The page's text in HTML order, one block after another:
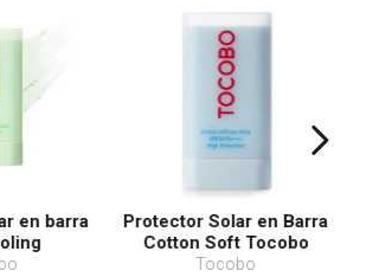
en barra
Protector Solar en Barra
Cotton Soft Tocobo
SPF50+ PA++++
Tocobo